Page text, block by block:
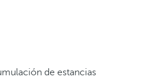
de estancias